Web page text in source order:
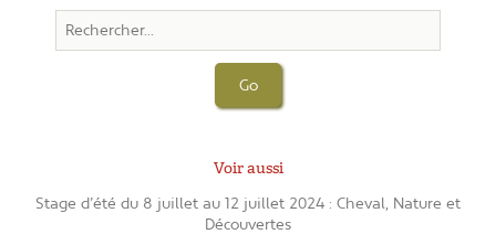
Go
Voir aussi
Stage d’été du 8 juillet au 12 juillet 2024 : Cheval, Nature et
Découvertes